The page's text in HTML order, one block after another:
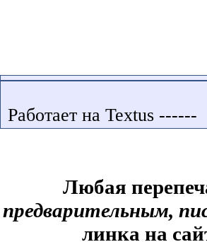
Работает на Textus ------
Любая
предварительным,
линка на